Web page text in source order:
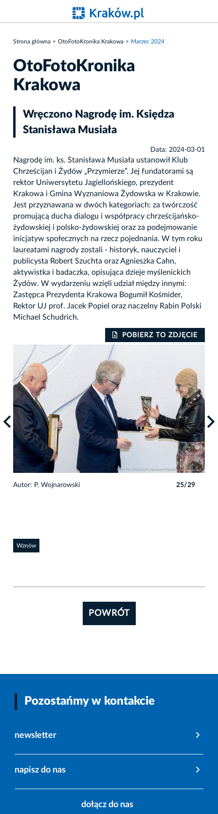
Strona główna OtoFotoKronika Krakowa Marzec 2024
OtoFotoKronika
Krakowa
Wręczono Nagrodę im. Księdza
Stanisława Musiała
Data: 2024-03-01
Nagrodę im. ks. Stanisława Musiała ustanowił Klub
Chrześcijan i Żydów „Przymierze”. Jej fundatorami są
rektor Uniwersytetu Jagiellońskiego, prezydent
Krakowa i Gmina Wyznaniowa Żydowska w Krakowie.
Jest przyznawana w dwóch kategoriach: za twórczość
promującą ducha dialogu i współpracy chrześcijańsko-
żydowskiej i polsko-żydowskiej oraz za podejmowanie
inicjatyw społecznych na rzecz pojednania. W tym roku
laureatami nagrody zostali - historyk, nauczyciel i
publicysta Robert Szuchta oraz Agnieszka Cahn,
aktywistka i badaczka, opisująca dzieje myślenickich
Żydów. W wydarzeniu wzięli udział między innymi:
Zastępca Prezydenta Krakowa Bogumił Kośmider,
Rektor UJ prof. Jacek Popiel oraz naczelny Rabin Polski
Michael Schudrich.
POBIERZ TO ZDJĘCIE
Autor: P. Wojnarowski 25/29
Wznów
POWRÓT
Pozostańmy w kontakcie
newsletter
napisz do nas
dołącz do nas